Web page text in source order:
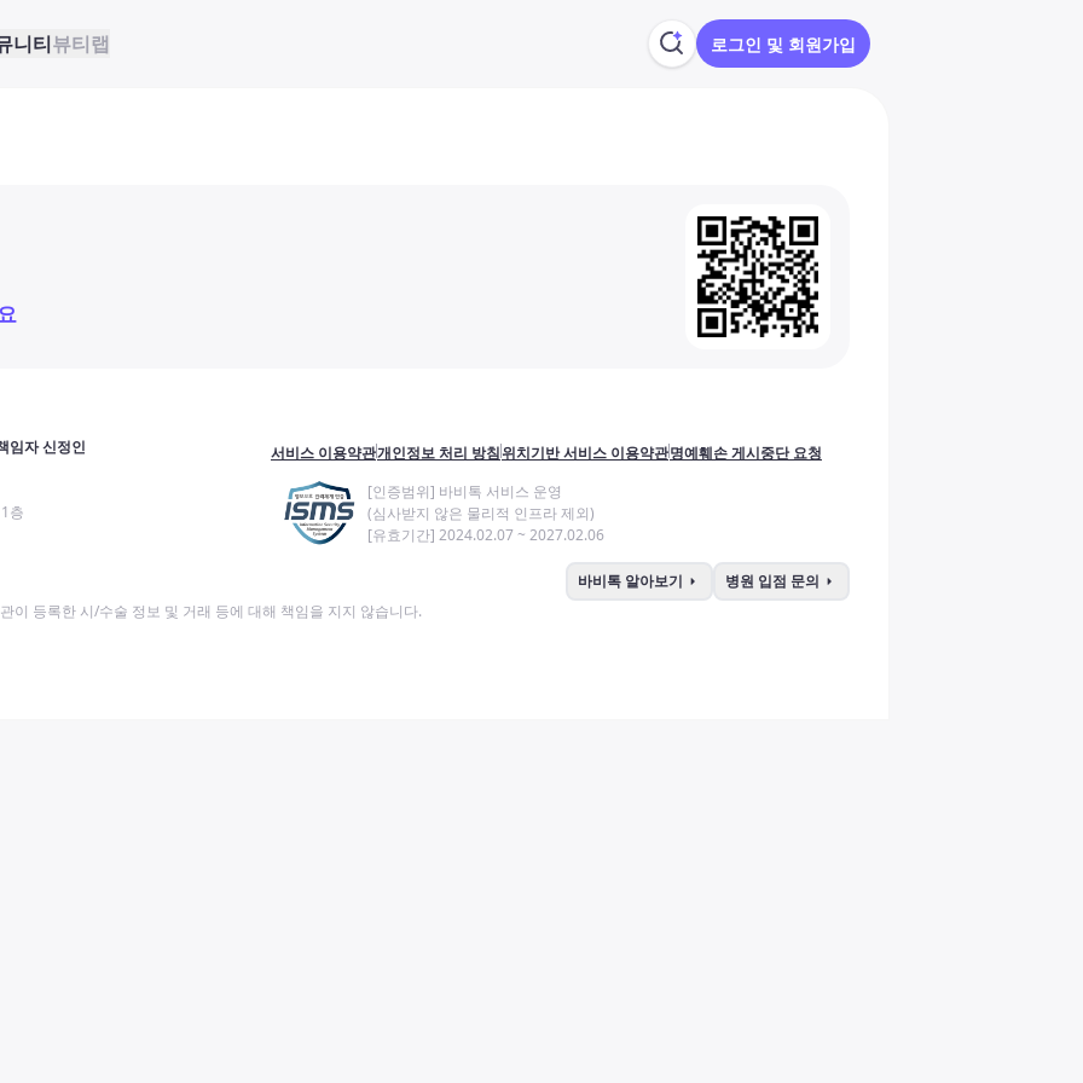
니티뷰티랩 로그인 및 회원가입
임자 신정인
층
서비스 이용약관개인정보 처리 방침위치기반 서비스 이용약관명예훼손 게시중단 요청
[인증범위] 바비톡 서비스 운영
(심사받지 않은 물리적 인프라 제외)
[유효기간] 2024.02.07 ~ 2027.02.06
바비톡 알아보기 arrow_right 병원 입점 문의 arrow_right
이 등록한 시/수술 정보 및 거래 등에 대해 책임을 지지 않습니다.